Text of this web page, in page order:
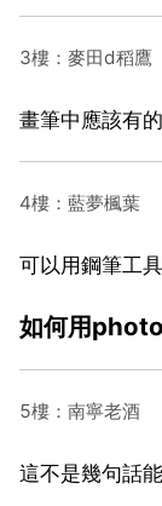
3樓：麥田d稻鷹
畫筆中應該有
4樓：藍夢楓葉
可以用鋼筆工
如何用
5樓：南寧老酒
這不是幾句話